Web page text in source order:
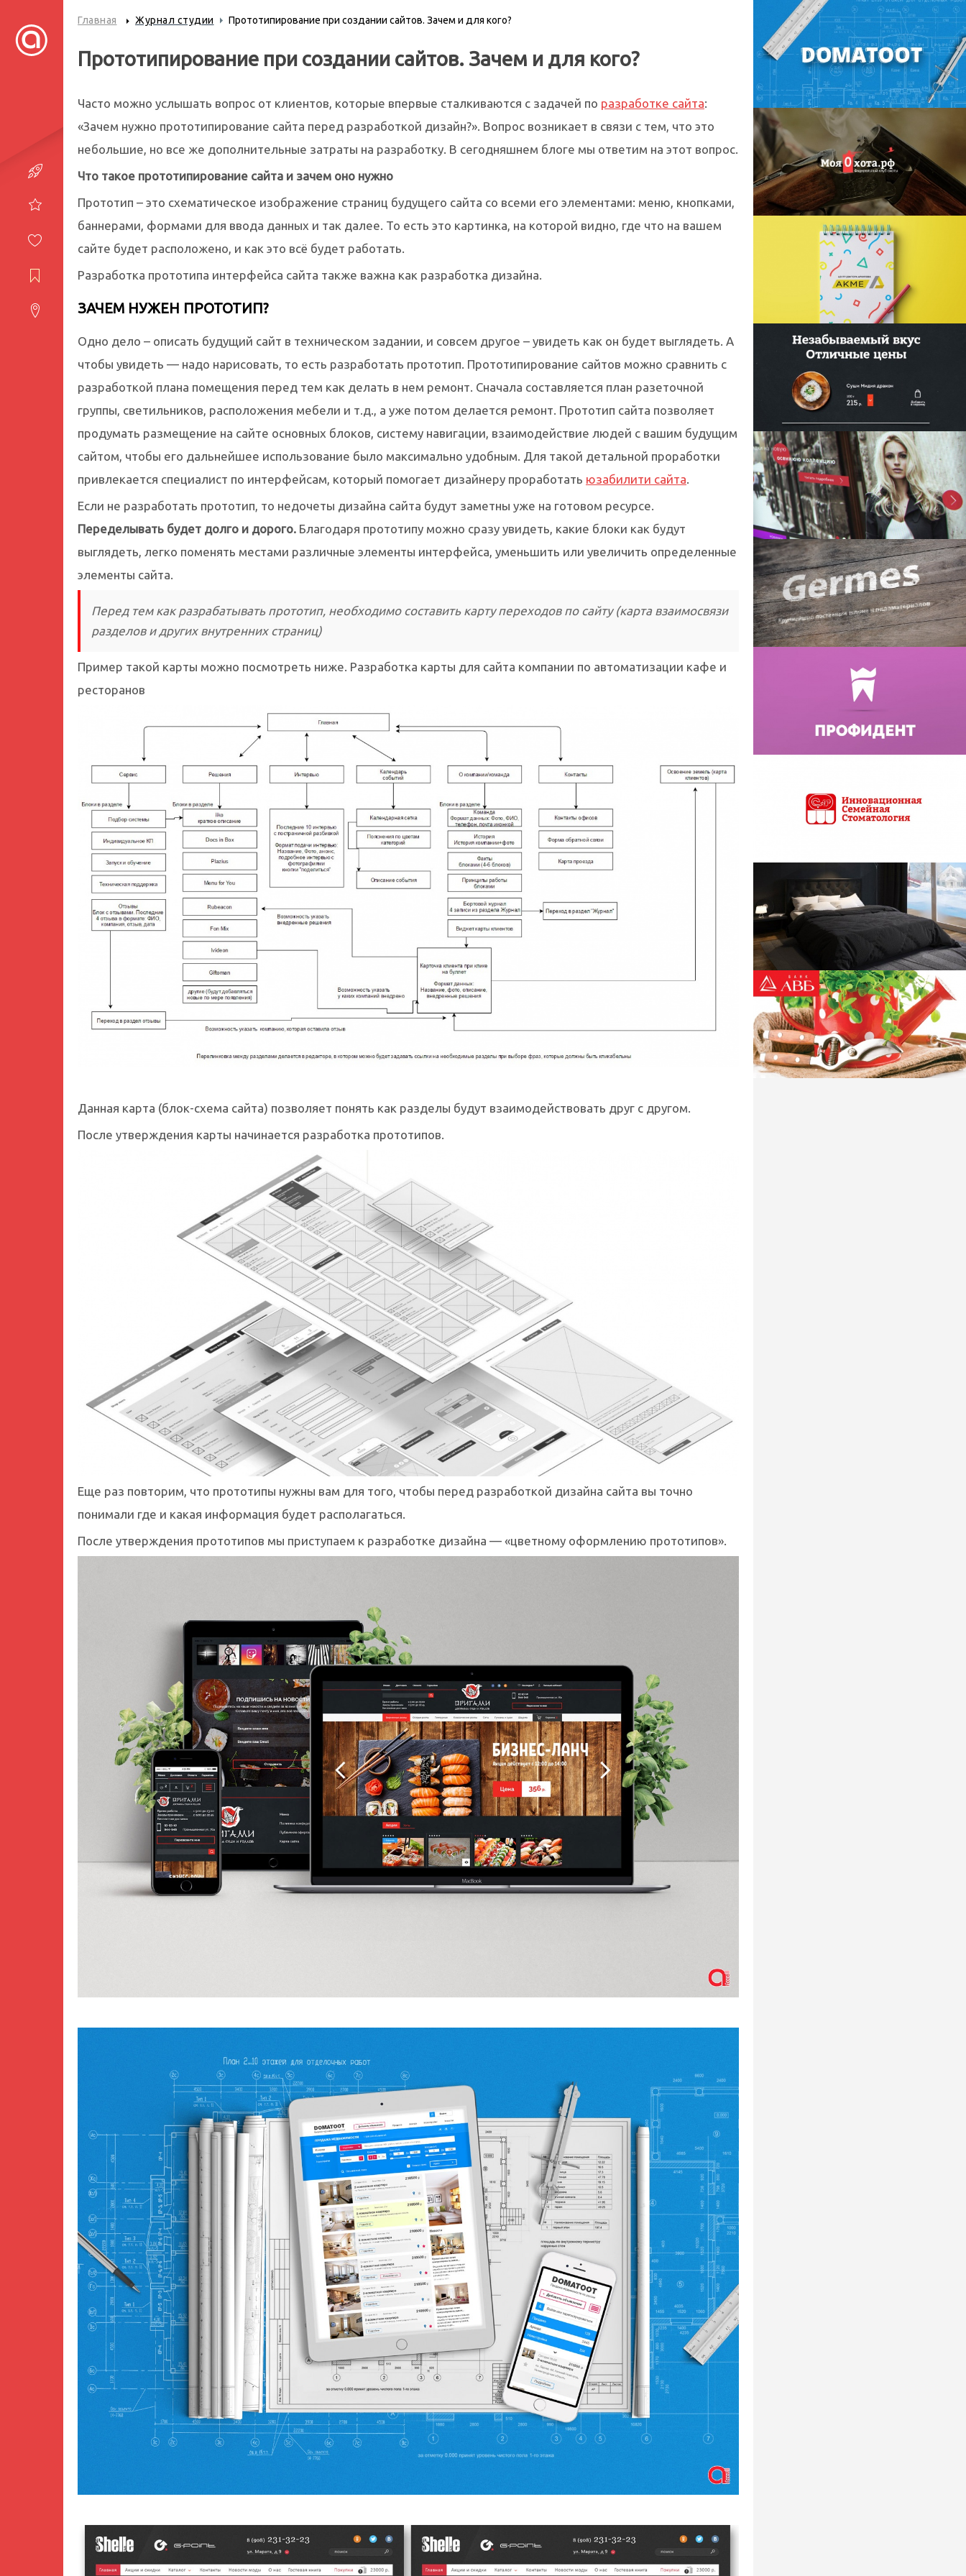
Портфолио
Услуги
Студия
Журнал
Контакты
Главная Журнал студии Прототипирование при создании сайтов. Зачем и для кого?
Прототипирование при создании сайтов. Зачем и для кого?
Часто можно услышать вопрос от клиентов, которые впервые сталкиваются с задачей по разработке сайта:
«Зачем нужно прототипирование сайта перед разработкой дизайн?». Вопрос возникает в связи с тем, что это
небольшие, но все же дополнительные затраты на разработку. В сегодняшнем блоге мы ответим на этот вопрос.
Что такое прототипирование сайта и зачем оно нужно
Прототип – это схематическое изображение страниц будущего сайта со всеми его элементами: меню, кнопками,
баннерами, формами для ввода данных и так далее. То есть это картинка, на которой видно, где что на вашем
сайте будет расположено, и как это всё будет работать.
Разработка прототипа интерфейса сайта также важна как разработка дизайна.
ЗАЧЕМ НУЖЕН ПРОТОТИП?
Одно дело – описать будущий сайт в техническом задании, и совсем другое – увидеть как он будет выглядеть. А
чтобы увидеть — надо нарисовать, то есть разработать прототип. Прототипирование сайтов можно сравнить с
разработкой плана помещения перед тем как делать в нем ремонт. Сначала составляется план разеточной
группы, светильников, расположения мебели и т.д., а уже потом делается ремонт. Прототип сайта позволяет
продумать размещение на сайте основных блоков, систему навигации, взаимодействие людей с вашим будущим
сайтом, чтобы его дальнейшее использование было максимально удобным. Для такой детальной проработки
привлекается специалист по интерфейсам, который помогает дизайнеру проработать юзабилити сайта
Если не разработать прототип, то недочеты дизайна сайта будут заметны уже на готовом ресурсе.
Переделывать будет долго и дорого. Благодаря прототипу можно сразу увидеть, какие блоки как будут
выглядеть, легко поменять местами различные элементы интерфейса, уменьшить или увеличить определенные
элементы сайта.
Перед тем как разрабатывать прототип, необходимо составить карту переходов по сайту (карта взаимосвязи
разделов и других внутренних страниц)
Пример такой карты можно посмотреть ниже. Разработка карты для сайта компании по автоматизации кафе и
ресторанов
Данная карта (блок-схема сайта) позволяет понять как разделы будут взаимодействовать друг с другом.
После утверждения карты начинается разработка прототипов.
Еще раз повторим, что прототипы нужны вам для того, чтобы перед разработкой дизайна сайта вы точно
понимали где и какая информация будет располагаться.
После утверждения прототипов мы приступаем к разработке дизайна — «цветному оформлению прототипов».